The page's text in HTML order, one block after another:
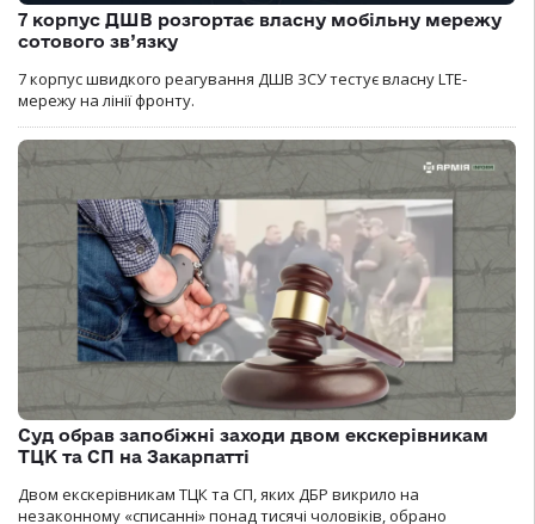
7 корпус ДШВ розгортає власну мобільну мережу
сотового зв’язку
7 корпус швидкого реагування ДШВ ЗСУ тестує власну LTE-
мережу на лінії фронту.
Суд обрав запобіжні заходи двом екскерівникам
ТЦК та СП на Закарпатті
Двом екскерівникам ТЦК та СП, яких ДБР викрило на
незаконному «списанні» понад тисячі чоловіків, обрано